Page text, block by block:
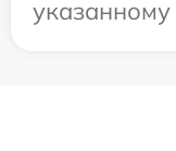
указанному